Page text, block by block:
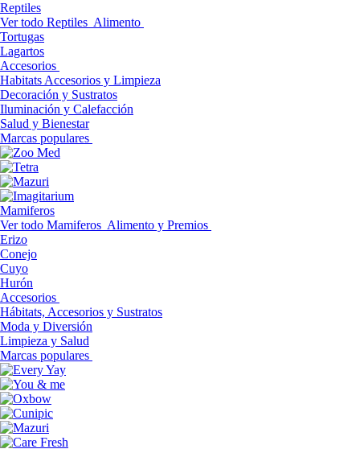
Reptiles
Ver todo Reptiles Alimento
Tortugas
Lagartos
Accesorios
Habitats Accesorios y Limpieza
Decoración y Sustratos
Iluminación y Calefacción
Salud y Bienestar
Marcas populares
Mamiferos
Ver todo Mamiferos Alimento y Premios
Erizo
Conejo
Cuyo
Hurón
Accesorios
Hábitats, Accesorios y Sustratos
Moda y Diversión
Limpieza y Salud
Marcas populares